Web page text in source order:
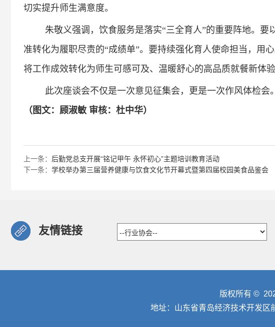
切实提升师生满意度。
朱敬义强调，饮食服务是落实“三全育人”的重要阵地。
准转化为履职尽责的“成绩单”。要持续强化育人使命担当，用
将工作成效转化为师生可感可及、温暖舒心的高品质就餐新体验
此次座谈会不仅是一次意见征集会，更是一次作风体检
（图文：顾淑敏 审核：杜中华）
上一条： 后勤党总支开展“铭记甲午 永怀初心”主题培训教育活动
下一条： 学校举办第三届营养健康与饮食文化节开幕式暨第四届校园美食品鉴会
友情链接
版权所有 ©
地址：山东省青岛经济技术开发